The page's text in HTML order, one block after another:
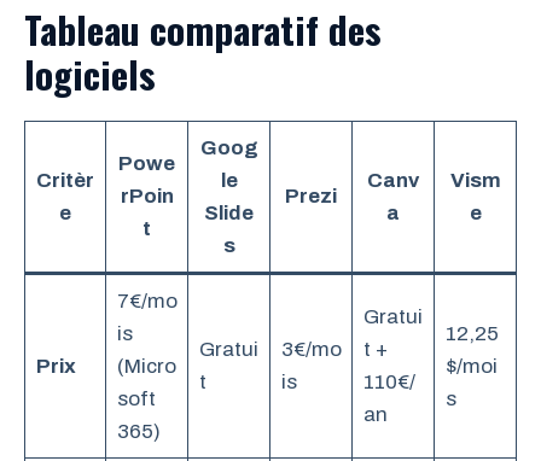
Tableau comparatif des
logiciels
Critèr
e
Powe
rPoin
t
Goog
le
Slide
s
Prezi
Canv
a
Vism
e
Prix
7€/mo
is
(Micro
soft
365)
Gratui
t
3€/mo
is
Gratui
t +
110€/
an
12,25
$/moi
s